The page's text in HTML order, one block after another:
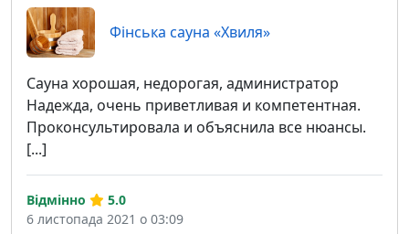
Фінська сауна «Хвиля»
Сауна хорошая, недорогая, администратор
Надежда, очень приветливая и компетентная.
Проконсультировала и объяснила все нюансы.
[...]
Відмінно
5.0
6 листопада 2021 о 03:09